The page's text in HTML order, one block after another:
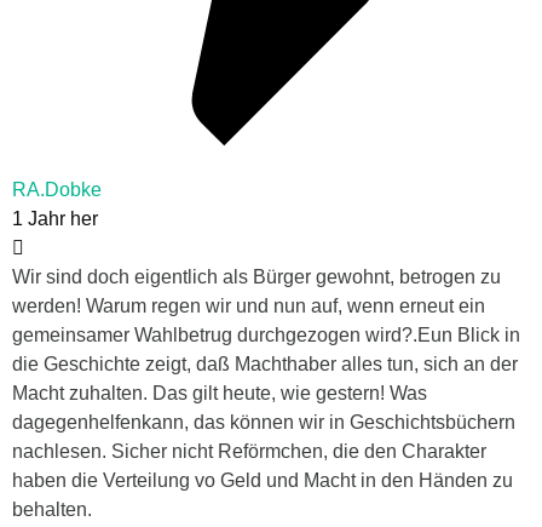
RA.Dobke
1 Jahr her
Wir sind doch eigentlich als Bürger gewohnt, betrogen zu
werden! Warum regen wir und nun auf, wenn erneut ein
gemeinsamer Wahlbetrug durchgezogen wird?.Eun Blick in
die Geschichte zeigt, daß Machthaber alles tun, sich an der
Macht zuhalten. Das gilt heute, wie gestern! Was
dagegenhelfenkann, das können wir in Geschichtsbüchern
nachlesen. Sicher nicht Reförmchen, die den Charakter
haben die Verteilung vo Geld und Macht in den Händen zu
behalten.